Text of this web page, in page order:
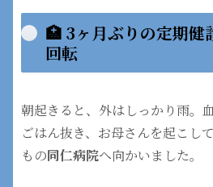
🏥 3ヶ月ぶりの定期健
回転
朝起きると、外はしっかり雨。
ごはん抜き、お母さんを起こし
もの同仁病院へ向かいました。